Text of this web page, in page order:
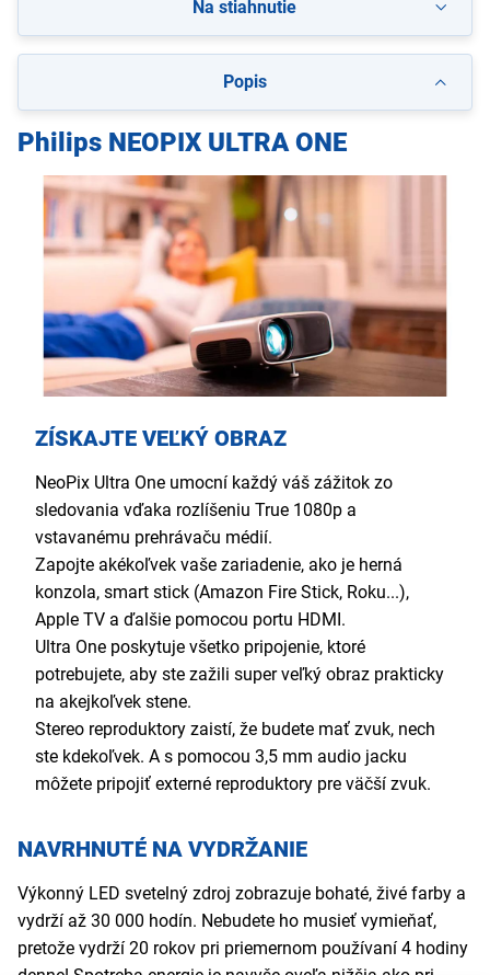
Popis
Philips NEOPIX ULTRA ONE
ZÍSKAJTE VEĽKÝ OBRAZ
NeoPix Ultra One umocní každý váš zážitok zo
sledovania vďaka rozlíšeniu True 1080p a
vstavanému prehrávaču médií.
Zapojte akékoľvek vaše zariadenie, ako je herná
konzola, smart stick (Amazon Fire Stick, Roku...),
Apple TV a ďalšie pomocou portu HDMI.
Ultra One poskytuje všetko pripojenie, ktoré
potrebujete, aby ste zažili super veľký obraz prakticky
na akejkoľvek stene.
Stereo reproduktory zaistí, že budete mať zvuk, nech
ste kdekoľvek. A s pomocou 3,5 mm audio jacku
môžete pripojiť externé reproduktory pre väčší zvuk.
NAVRHNUTÉ NA VYDRŽANIE
Výkonný LED svetelný zdroj zobrazuje bohaté, živé farby a
vydrží až 30 000 hodín. Nebudete ho musieť vymieňať,
pretože vydrží 20 rokov pri priemernom používaní 4 hodiny
Na stiahnutie